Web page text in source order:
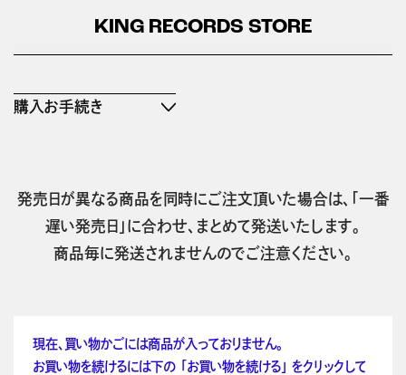
KING RECORDS STORE
購入お手続き
発売日が異なる商品を同時にご注文頂いた場合は、「一番
遅い発売日」に合わせ、まとめて発送いたします。
商品毎に発送されませんのでご注意ください。
現在、買い物かごには商品が入っておりません。
お買い物を続けるには下の 「お買い物を続ける」 をクリックして